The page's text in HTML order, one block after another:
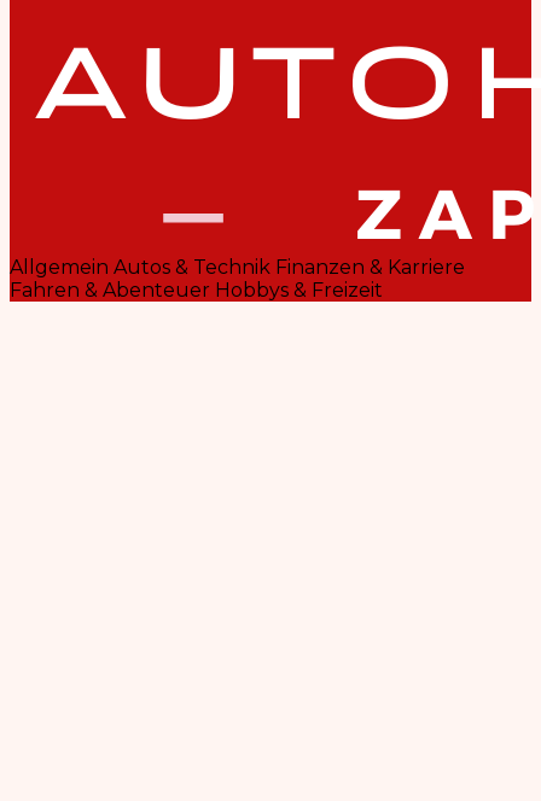
Allgemein Autos & Technik Finanzen & Karriere
Fahren & Abenteuer Hobbys & Freizeit